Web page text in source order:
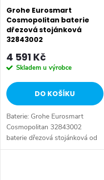
Grohe Eurosmart
Cosmopolitan baterie
dřezová stojánková
32843002
4 591 Kč
Skladem u výrobce
DO KOŠÍKU
Baterie: Grohe Eurosmart
Cosmopolitan 32843002
baterie dřezová stojánková od
značky Grohe. Série: Eurosmart